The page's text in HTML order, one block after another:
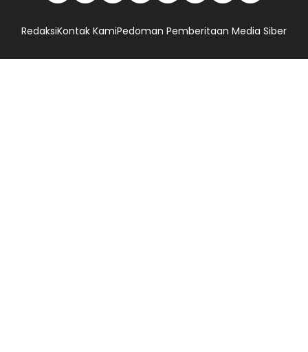
RedaksiKontak KamiPedoman Pemberitaan Media Siber